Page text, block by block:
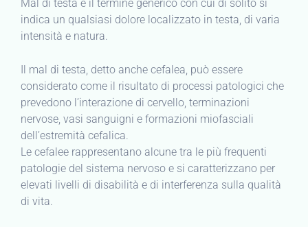
Mal di testa è il termine generico con cui di solito si
indica un qualsiasi dolore localizzato in testa, di varia
intensità e natura.
Il mal di testa, detto anche cefalea, può essere
considerato come il risultato di processi patologici che
prevedono l’interazione di cervello, terminazioni
nervose, vasi sanguigni e formazioni miofasciali
dell’estremità cefalica.
Le cefalee rappresentano alcune tra le più frequenti
patologie del sistema nervoso e si caratterizzano per
elevati livelli di disabilità e di interferenza sulla qualità
di vita.